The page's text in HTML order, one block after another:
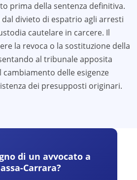
prima della sentenza definitiva.
divieto di espatrio agli arresti
cautelare in carcere. Il
la revoca o la sostituzione della
al tribunale apposita
cambiamento delle esigenze
dei presupposti originari.
di un avvocato a
Carrara?